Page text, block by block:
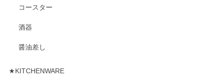
コースター
酒器
醤油差し
★KITCHENWARE